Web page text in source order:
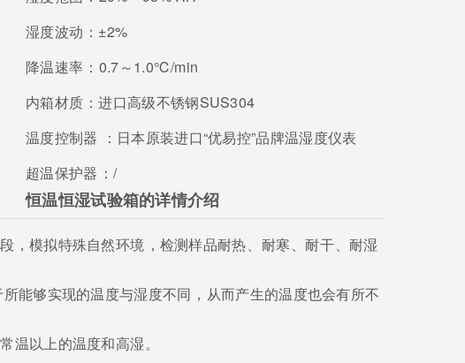
湿度波动： ±2%
降温速率： 0.7～1.0℃/min
内箱材质：进口高级不锈钢SUS304
温度控制器 ： 日本原装进口“优易控”品牌温湿度仪表
超温保护器：/
恒温恒湿试验箱的详情介绍
拟特殊自然环境，检测样品耐热、耐寒、耐干、耐湿
能够实现的温度与湿度不同，从而产生的温度也会有所不
以上的温度和高湿。